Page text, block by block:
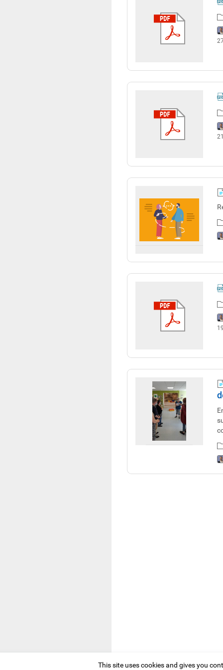
This site uses cookies and gives you